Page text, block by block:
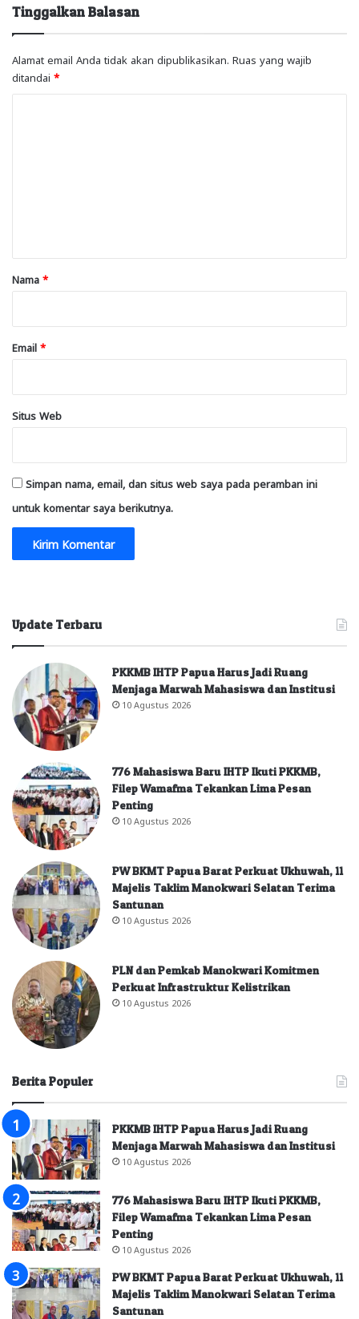
Tinggalkan Balasan
Alamat email Anda tidak akan dipublikasikan. Ruas yang wajib
ditandai *
rNama *
Email *
Situs Web
Simpan nama, email, dan situs web saya pada peramban ini
untuk komentar saya berikutnya.
Update Terbaru
PKKMB IHTP Papua Harus Jadi Ruang
Menjaga Marwah Mahasiswa dan Institusi
10 Agustus 2026
776 Mahasiswa Baru IHTP Ikuti PKKMB,
Filep Wamafma Tekankan Lima Pesan
Penting
10 Agustus 2026
PW BKMT Papua Barat Perkuat Ukhuwah, 11
Majelis Taklim Manokwari Selatan Terima
Santunan
10 Agustus 2026
PLN dan Pemkab Manokwari Komitmen
Perkuat Infrastruktur Kelistrikan
10 Agustus 2026
Berita Populer
PKKMB IHTP Papua Harus Jadi Ruang
Menjaga Marwah Mahasiswa dan Institusi
10 Agustus 2026
776 Mahasiswa Baru IHTP Ikuti PKKMB,
Filep Wamafma Tekankan Lima Pesan
Penting
10 Agustus 2026
PW BKMT Papua Barat Perkuat Ukhuwah, 11
Majelis Taklim Manokwari Selatan Terima
Santunan